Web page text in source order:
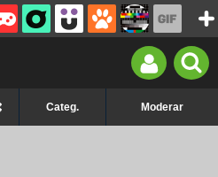
Categ. Moderar